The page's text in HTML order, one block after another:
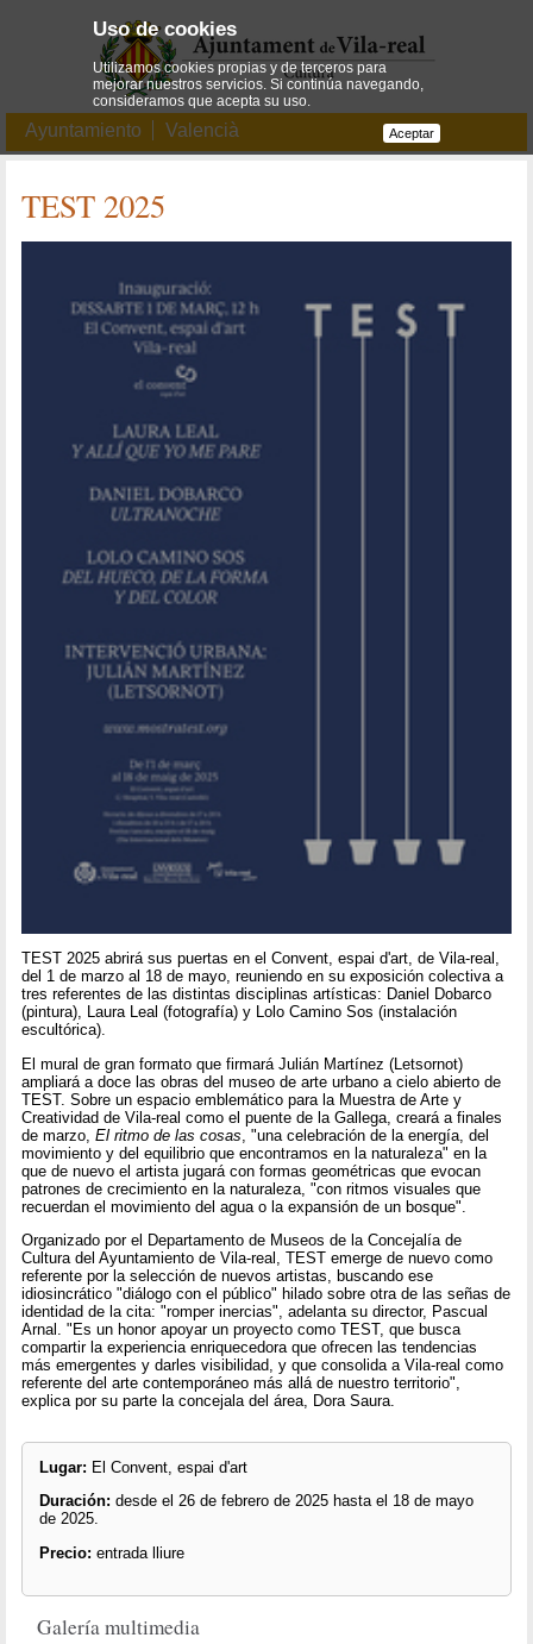
Ayuntamiento Valencià
TEST 2025
TEST 2025 abrirá sus puertas en el Convent, espai d'art, de Vila-real,
del 1 de marzo al 18 de mayo, reuniendo en su exposición colectiva a
tres referentes de las distintas disciplinas artísticas: Daniel Dobarco
(pintura), Laura Leal (fotografía) y Lolo Camino Sos (instalación
escultórica).
El mural de gran formato que firmará Julián Martínez (Letsornot)
ampliará a doce las obras del museo de arte urbano a cielo abierto de
TEST. Sobre un espacio emblemático para la Muestra de Arte y
Creatividad de Vila-real como el puente de la Gallega, creará a finales
de marzo,El ritmo de las cosas , "una celebración de la energía, del
movimiento y del equilibrio que encontramos en la naturaleza" en la
que de nuevo el artista jugará con formas geométricas que evocan
patrones de crecimiento en la naturaleza, "con ritmos visuales que
recuerdan el movimiento del agua o la expansión de un bosque".
Organizado por el Departamento de Museos de la Concejalía de
Cultura del Ayuntamiento de Vila-real, TEST emerge de nuevo como
referente por la selección de nuevos artistas, buscando ese
idiosincrático "diálogo con el público" hilado sobre otra de las señas de
identidad de la cita: "romper inercias", adelanta su director, Pascual
Arnal. "Es un honor apoyar un proyecto como TEST, que busca
compartir la experiencia enriquecedora que ofrecen las tendencias
más emergentes y darles visibilidad, y que consolida a Vila-real como
referente del arte contemporáneo más allá de nuestro territorio",
explica por su parte la concejala del área, Dora Saura.
Lugar: El Convent, espai d'art
Duración: desde el 26 de febrero de 2025 hasta el 18 de mayo
de 2025.
Precio: entrada lliure
Galería multimedia
Uso de cookies
Utilizamos cookies propias y de terceros para
mejorar nuestros servicios. Si continúa navegando,
consideramos que acepta su uso.
Aceptar